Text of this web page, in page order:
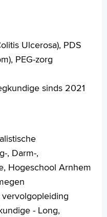
leren
Ulcerosa), PDS
PEG-zorg
sinds 2021
, Darm-,
Hogeschool Arnhem
- Long,